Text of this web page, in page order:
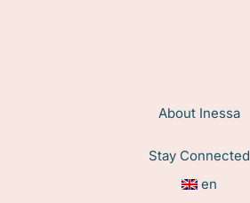
About Inessa
Stay Connected
en